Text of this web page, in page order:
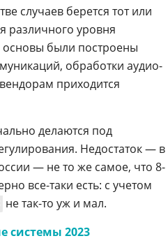
случаев берется тот или
различного уровня
основы были построены
обработки аудио-
приходится
делаются под
Недостаток — в
— не то же самое, что 8-
все-таки есть: с учетом
не так-то уж и мал.
системы 2023